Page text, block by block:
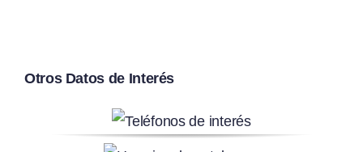
Otros Datos de Interés